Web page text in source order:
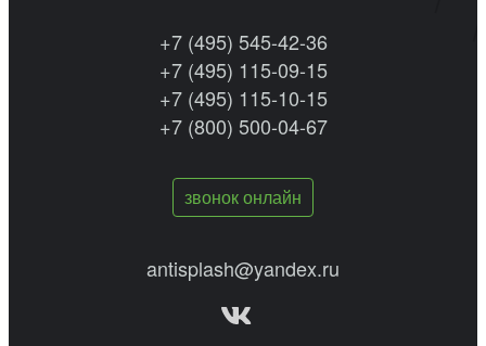
+7 (495) 545-42-36
+7 (495) 115-09-15
+7 (495) 115-10-15
+7 (800) 500-04-67
звонок онлайн
antisplash@yandex.ru